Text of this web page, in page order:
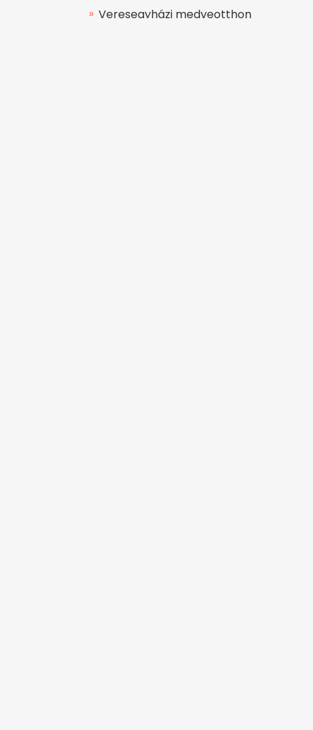
Veresegyházi medveotthon